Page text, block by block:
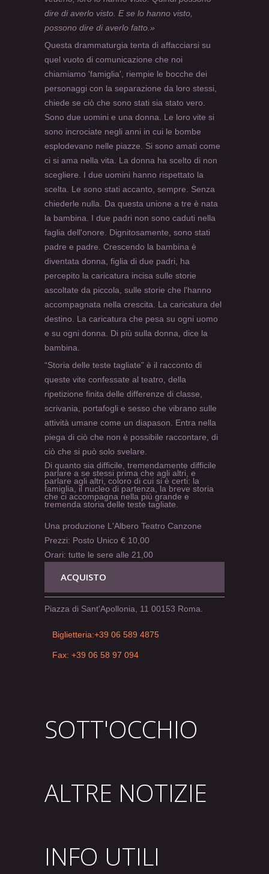
dire di averlo visto. E se lo hanno visto,
possono dire di averlo fatto.»
Questa drammaturgia tenta di affacciarsi su
quel vuoto di comunicazione che noi
chiamiamo 'famiglia', riempie le bocche dei
personaggi con la separazione da loro stessi,
chiede se ciò che sono stati sia stato vero.
Sono due uomini e una donna. Le loro vite si
sono incrociate negli anni in cui le bombe
esplodevano nelle piazze. Si sono amati come
ci si ama nella vita. La donna ha scelto di non
scegliere. I due uomini hanno rispettato la
scelta. Le sono stati accanto, sempre. Senza
chiederle nulla. Da questa unione a tre è nata
la bambina. I due padri non sono caduti nella
faglia dell'onore. Dignitosamente, sono stati
padre e padre. Crescendo la bambina è
diventata donna, figlia di due padri, ha
percepito la caricatura incisa sulle storie
ascoltate da piccola, sulle storie che l'hanno
accompagnata nella crescita. La caricatura del
destino. La caricatura che pesa su ogni uomo
e su ogni donna. Di più sulla donna, dice la
bambina.
“Storia delle teste tagliate” è il racconto di
queste vite confessate al teatro, della
ripetizione finita delle differenze di classe,
scrivania, portafogli e sesso che vibrano sulle
attività umane come un diapason. Entra nella
piega di ciò che non è possibile raccontare, di
ciò che si può solo svelare.
Di quanto sia difficile, tremendamente difficile
parlare a se stessi prima che agli altri, e
parlare agli altri, coloro di cui si è certi: la
famiglia, il nucleo di partenza, la breve storia
che ci accompagna nella più grande e
tremenda storia delle teste tagliate.
Una produzione L'Albero Teatro Canzone
Prezzi: Posto Unico € 10,00
Orari: tutte le sere alle 21,00
ACQUISTO
Piazza di Sant'Apollonia, 11 00153 Roma.
Biglietteria:+39 06 589 4875
Fax: +39 06 58 97 094
SOTT'OCCHIO
ALTRE NOTIZIE
INFO UTILI